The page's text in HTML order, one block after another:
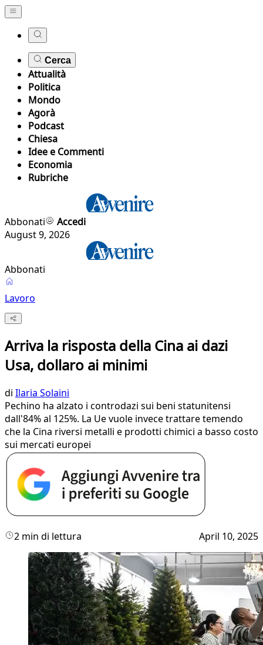
Cerca
Attualità
Politica
Mondo
Agorà
Podcast
Chiesa
Idee e Commenti
Economia
Rubriche
Abbonati
Accedi
August 9, 2026
Abbonati
Lavoro
Arriva la risposta della Cina ai dazi
Usa, dollaro ai minimi
di Ilaria Solaini
Pechino ha alzato i controdazi sui beni statunitensi
dall'84% al 125%. La Ue vuole invece trattare temendo
che la Cina riversi metalli e prodotti chimici a basso costo
sui mercati europei
2 min di lettura April 10, 2025